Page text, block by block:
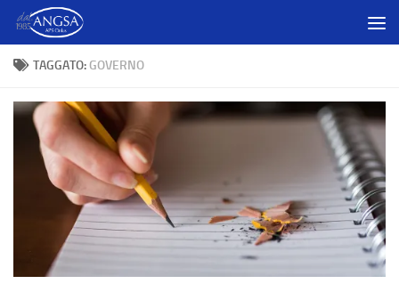
Salta al contenuto
TAGGATO: GOVERNO